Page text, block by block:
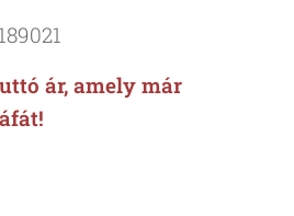
ár, amely már